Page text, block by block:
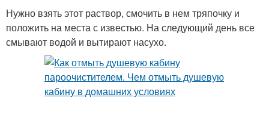
Нужно взять этот раствор, смочить в нем тряпочку и
положить на места с известью. На следующий день все
смывают водой и вытирают насухо.